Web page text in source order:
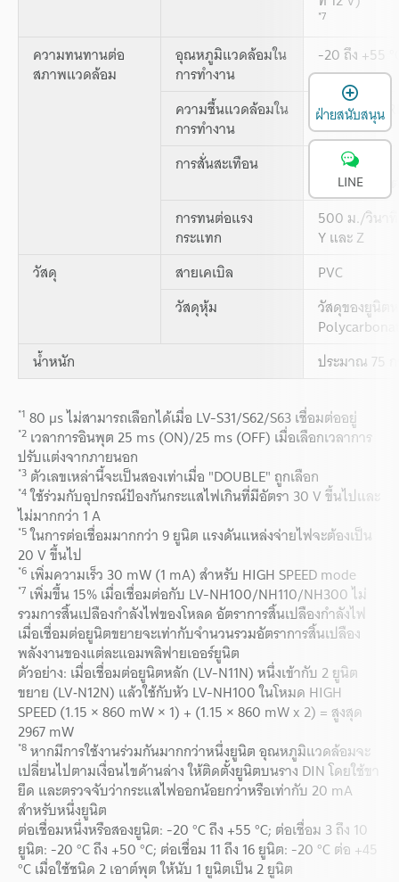
*7
ความทนทานต่อ
สภาพแวดล้อม
อุณหภูมิแวดล้อมใน
การทำงาน
-20 ถึง +55
ความชื้นแวดล้อมใน
การทำงาน
35 ถึง 85 %
การสั่นสะเทือน 10 ถึง 55
2 ชั่วโมง ใ
การทนต่อแรง
กระแทก
500 ม./วินาที
Y และ Z
วัสดุ
สายเคเบิล
PVC
วัสดุหุ้ม
วัสดุของยูนิต
น้ำหนัก
ประมาณ 75
*1 80 µs ไม่สามารถเลือกได้เมื่อ LV-S31/S62/S63 เชื่อมต่ออยู่
*2 เวลาการอินพุต 25 ms (ON)/25 ms (OFF) เมื่อเลือกเวลาการ
ปรับแต่งจากภายนอก
*3 ตัวเลขเหล่านี้จะเป็นสองเท่าเมื่อ "DOUBLE" ถูกเลือก
*4ใช้ร่วมกับอุปกรณ์ป้องกันกระแสไฟเกินที่มีอัตรา 30 V ขึ้นไปและ
ไม่มากกว่า 1 A
*5ในการต่อเชื่อมมากกว่า 9 ยูนิต แรงดันแหล่งจ่ายไฟจะต้องเป็น
20 V ขึ้นไป
*6 เพิ่มความเร็ว 30 mW (1 mA) สำหรับ HIGH SPEED mode
*7 เพิ่มขึ้น 15% เมื่อเชื่อมต่อกับ LV-NH100/NH110/NH300 ไม่
รวมการสิ้นเปลืองกำลังไฟของโหลด อัตราการสิ้นเปลืองกำลังไฟ
เมื่อเชื่อมต่อยูนิตขยายจะเท่ากับจำนวนรวมอัตราการสิ้นเปลือง
พลังงานของแต่ละแอมพลิฟายเออร์ยูนิต
ตัวอย่าง: เมื่อเชื่อมต่อยูนิตหลัก (LV-N11N) หนึ่งเข้ากับ 2 ยูนิต
ขยาย (LV‑N12N) แล้วใช้กับหัว LV-NH100 ในโหมด HIGH
SPEED (1.15 × 860 mW × 1) + (1.15 × 860 mW x 2) = สูงสุด
2967 mW
*8หากมีการใช้งานร่วมกันมากกว่าหนึ่งยูนิต อุณหภูมิแวดล้อมจะ
เปลี่ยนไปตามเงื่อนไขด้านล่าง ให้ติดตั้งยูนิตบนราง DIN โดยใช้ขา
ยึด และตรวจจับว่ากระแสไฟออกน้อยกว่าหรือเท่ากับ 20 mA
สำหรับหนึ่งยูนิต
ต่อเชื่อมหนึ่งหรือสองยูนิต: -20 °C ถึง +55 °C; ต่อเชื่อม 3 ถึง 10
ยูนิต: -20 °C ถึง +50 °C; ต่อเชื่อม 11 ถึง 16 ยูนิต: -20 °C ต่อ +45
°C เมื่อใช้ชนิด 2 เอาต์พุต ให้นับ 1 ยูนิตเป็น 2 ยูนิต
ฝ่ายสนับสนุน
LINE